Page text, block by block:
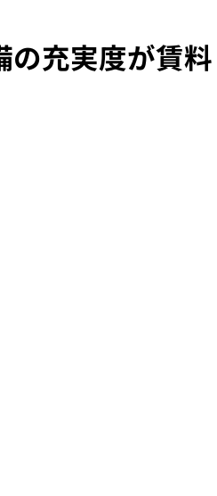
の充実度が賃料